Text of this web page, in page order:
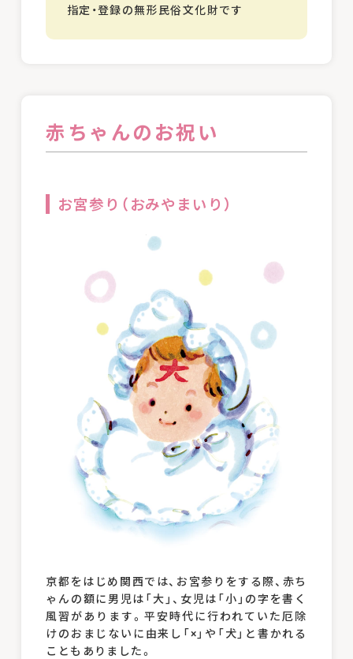
指定・登録の無形民俗文化財です
赤ちゃんのお祝い
お宮参り（おみやまいり）
京都をはじめ関西では、お宮参りをする際、赤ち
ゃんの額に男児は「大」、女児は「小」の字を書く
風習があります。平安時代に行われていた厄除
けのおまじないに由来し「×」や「犬」と書かれる
こともありました。